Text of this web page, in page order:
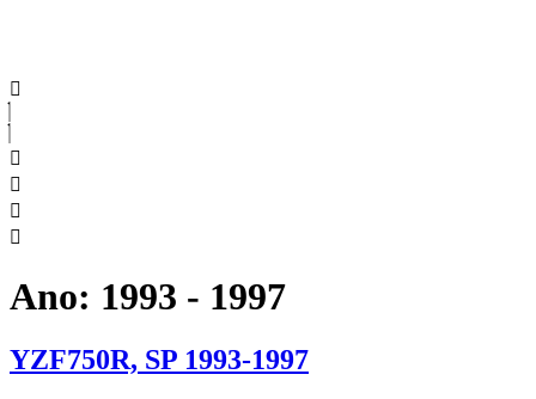
Ano: 1993 - 1997
YZF750R, SP 1993-1997